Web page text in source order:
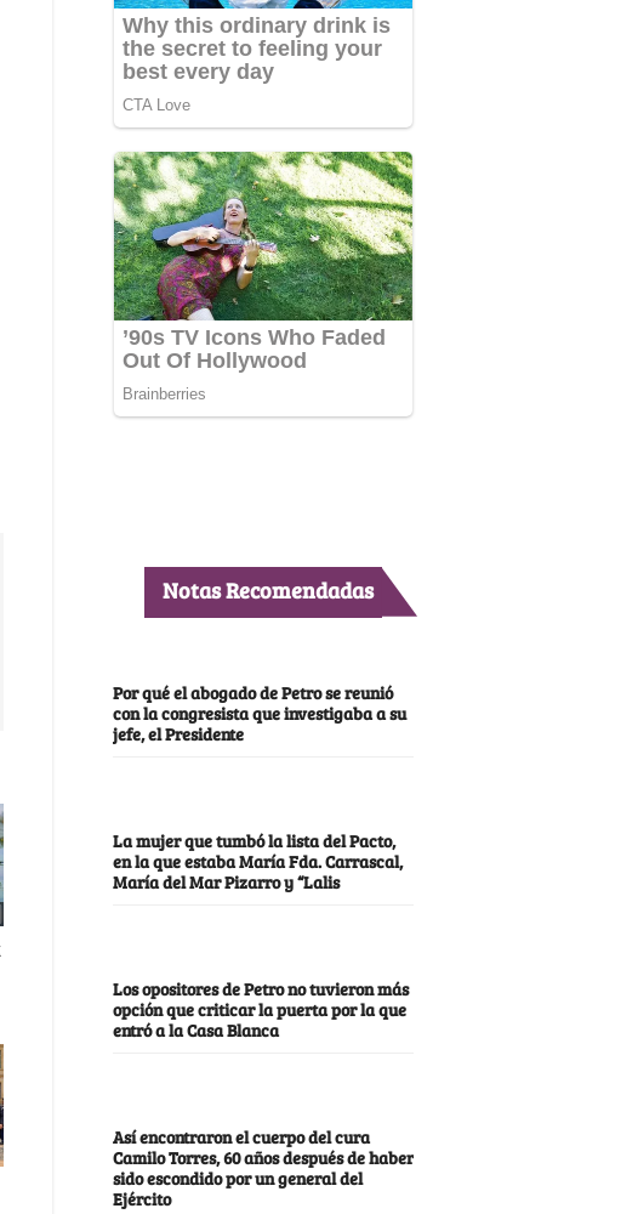
Notas Recomendadas
Por qué el abogado de Petro se reunió
con la congresista que investigaba a su
jefe, el Presidente
La mujer que tumbó la lista del Pacto,
en la que estaba María Fda. Carrascal,
María del Mar Pizarro y “Lalis
Los opositores de Petro no tuvieron más
opción que criticar la puerta por la que
entró a la Casa Blanca
Así encontraron el cuerpo del cura
Camilo Torres, 60 años después de haber
sido escondido por un general del
Ejército